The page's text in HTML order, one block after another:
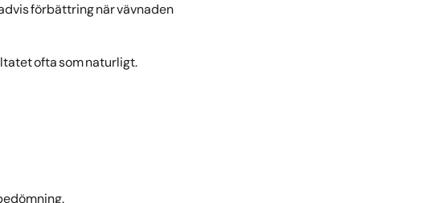
förbättring när vävnaden
ofta som naturligt.